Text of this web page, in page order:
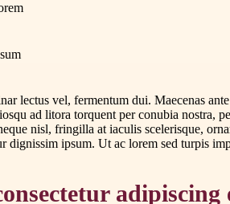
lectus vel, fermentum dui. Maecenas
ad litora torquent per conubia
nisl, fringilla at iaculis scelerisque,
ipsum. Ut ac lorem sed turpis
adipiscing